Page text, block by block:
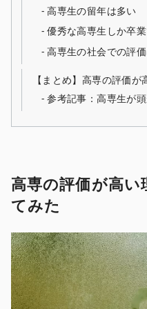
高専生の留年は多い
優秀な高専生しか卒
高専生の社会での評
【まとめ】高専の評価が
参考記事：高専生が
高専の評価が高い
てみた